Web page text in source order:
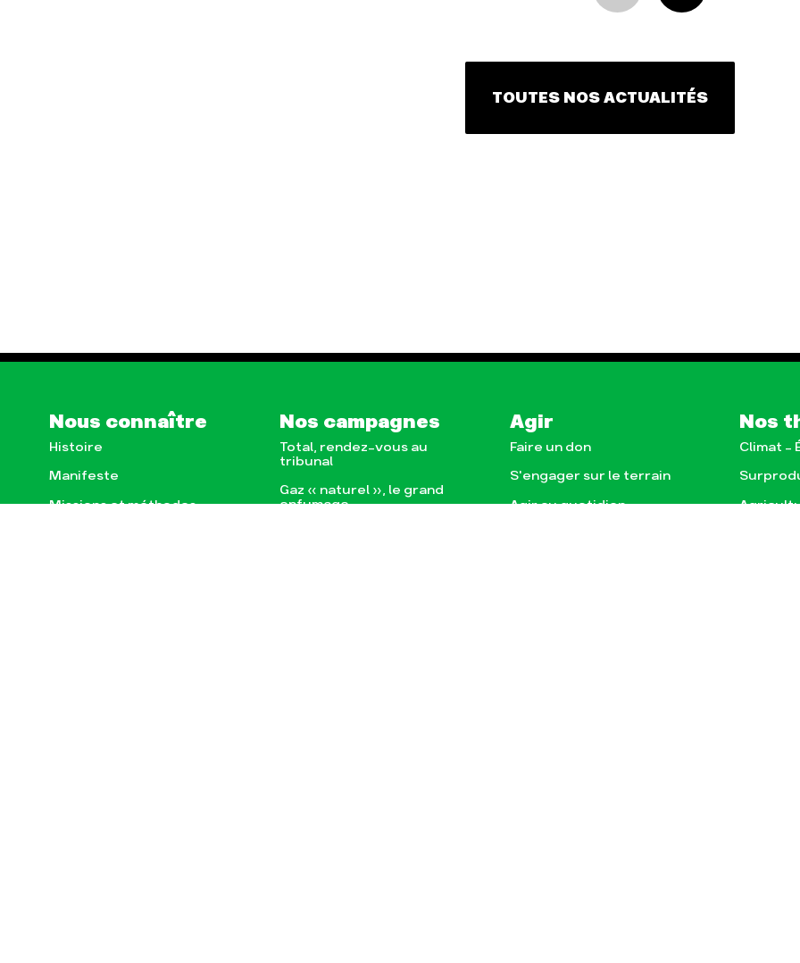
TOUTES NOS ACTUALITÉS
Nous connaître
Histoire
Manifeste
Missions et méthodes
Nos campagnes
Total, rendez-vous au
tribunal
Gaz « naturel », le grand
enfumage
Agir
Faire un don
S'engager sur le terrain
Agir au quotidien
Nos
Climat –